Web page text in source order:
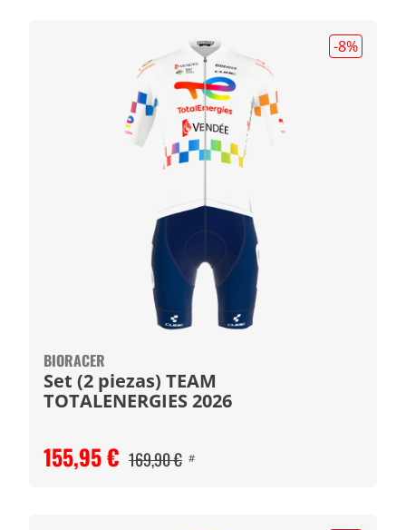
-8%
BIORACER
Set (2 piezas) TEAM
TOTALENERGIES 2026
155,95 € 169,90 € #